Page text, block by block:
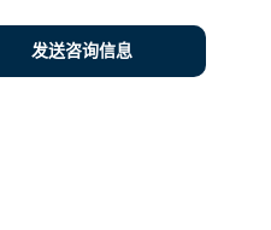
发送咨询信息